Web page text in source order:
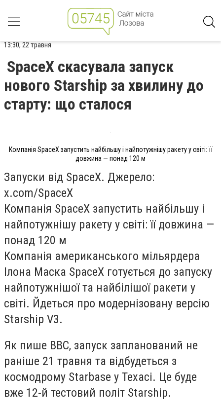
13:30, 22 травня
SpaceX скасувала запуск
нового Starship за хвилину до
старту: що сталося
Компанія SpaceX запустить найбільшу і найпотужнішу ракету у світі: її
довжина — понад 120 м
Запуски від SpaceX. Джерело:
x.com/SpaceX
Компанія SpaceX запустить найбільшу і
найпотужнішу ракету у світі: її довжина —
понад 120 м
Компанія американського мільярдера
Ілона Маска SpaceX готується до запуску
найпотужнішої та найбілішої ракети у
світі. Йдеться про модернізовану версію
Starship V3.
Як пише ВВС, запуск запланований не
раніше 21 травня та відбудеться з
космодрому Starbase у Техасі. Це буде
вже 12-й тестовий політ Starship.